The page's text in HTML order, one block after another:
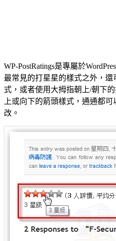
WP-PostRatings是專屬於
最常見的打星星的樣式之外，
式，或者使用大拇指朝上/朝下
上或向下的箭頭樣式，通通都
改。